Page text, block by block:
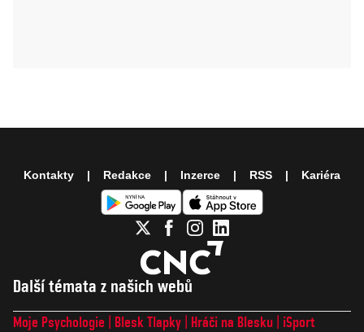
Další témata z našich webů
Moje Psychologie Blesk Tlapky Hráči na Blesku
iSport
Kontakty Redakce Inzerce RSS Kariéra